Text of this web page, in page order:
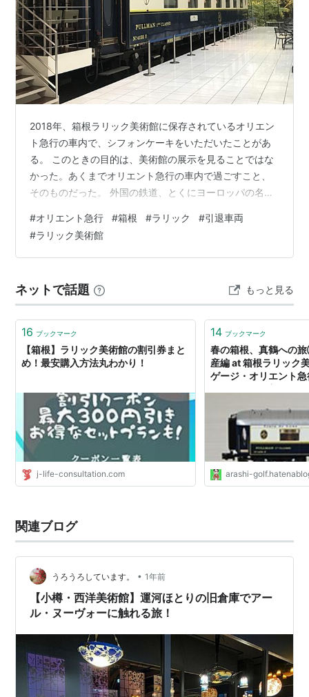
2018年、箱根ラリック美術館に保存されているオリエン
ト急行の車内で、シフォンケーキをいただいたことがあ
る。 このときの目的は、美術館の展示を見ることではな
かった。あくまでオリエント急行の車内で過ごすこと、
そのものだった。 外国の鉄道、とくにヨーロッパの名列
けた本物の客車の中で喫茶ができるというだけで、十分
すぎるほど訪ねる理由になった。 しかも、この車両は単
なる保存車ではない。1988年、「オリエント急行’88」
を走った編成の一員でもある。 そうした来歴を知ってい
るだけに、箱根でこの客車の中に座…
#オリエント急行 #箱根 #ラリック #引退車両
#ラリック美術館
ネットで話題 もっと見る
16 ブックマーク
【箱根】ラリック美術館の割引券まと
め！最安購入方法丸わかり！
j-life-consultation.com
14 ブックマーク
春の箱根、真鶴への
産編 at 箱根ラリック
ゲージ・オリエント
arashi-
関連ブログ
うろうろしています。 • 1年前
【小樽・西洋美術館】運河ほとりの旧倉庫でアー
ル・ヌーヴォーに触れる旅！